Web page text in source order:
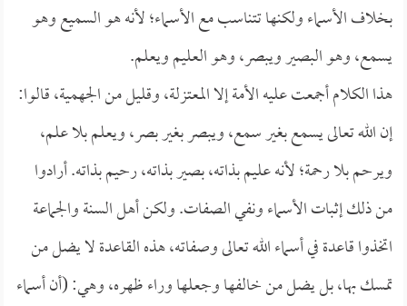
بخلاف الأسماء ولكنها تتناسب مع الأسماء؛ لأنه هو السميع وهو
يسمع، وهو البصير ويبصر، وهو العليم ويعلم.
هذا الكلام أجمعت عليه الأمة إلا المعتزلة، وقليل من الجهمية، قالوا:
إن الله تعالى يسمع بغير سمع، ويبصر بغير بصر، ويعلم بلا علم،
ويرحم بلا رحمة؛ لأنه عليم بذاته، بصير بذاته، رحيم بذاته. أرادوا
من ذلك إثبات الأسماء ونفي الصفات. ولكن أهل السنة والجماعة
اتخذوا قاعدة في أسماء الله تعالى وصفاته، هذه القاعدة لا يضل من
تمسك بها، بل يضل من خالفها وجعلها وراء ظهره، وهي: (أن أسماء